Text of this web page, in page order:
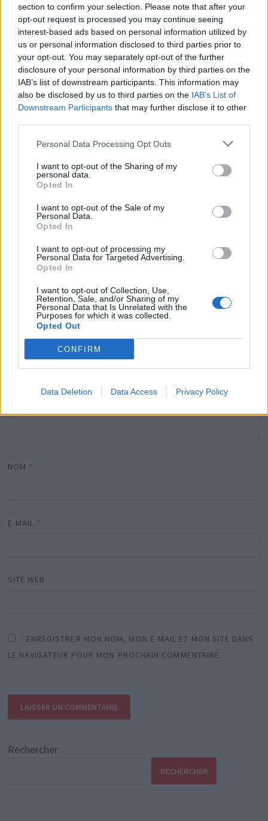
section to confirm your selection. Please note that after your
opt-out request is processed you may continue seeing
interest-based ads based on personal information utilized by
us or personal information disclosed to third parties prior to
your opt-out. You may separately opt-out of the further
disclosure of your personal information by third parties on the
IAB’s list of downstream participants. This information may
also be disclosed by us to third parties on the IAB’s List of
Downstream Participants that may further disclose it to other
Personal Data Processing Opt Outs
I want to opt-out of the Sharing of my
personal data.
Opted In
I want to opt-out of the Sale of my
Personal Data.
Opted In
I want to opt-out of processing my
Personal Data for Targeted Advertising.
Opted In
I want to opt-out of Collection, Use,
Retention, Sale, and/or Sharing of my
Personal Data that Is Unrelated with the
Purposes for which it was collected.
Opted Out
CONFIRM
Data Deletion Data Access Privacy Policy
Emmanuel Macron : quartier ultra luxueux, boutiques
de déménager ?
3 avril 2025
Laisser un commentaire
Votre adresse e-mail ne sera pas publiée.
Les champs
obligatoires sont indiqués avec
COMMENTAIRE*
NOM *
E-MAIL *
SITE WEB
ENREGISTRER MON NOM, MON E-MAIL ET MON SITE DANS
LE NAVIGATEUR POUR MON PROCHAIN COMMENTAIRE.
Rechercher
RECHERCHER